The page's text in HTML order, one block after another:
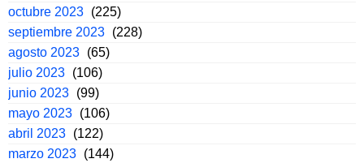
octubre 2023 (225)
septiembre 2023 (228)
agosto 2023 (65)
julio 2023 (106)
junio 2023 (99)
mayo 2023 (106)
abril 2023 (122)
marzo 2023 (144)